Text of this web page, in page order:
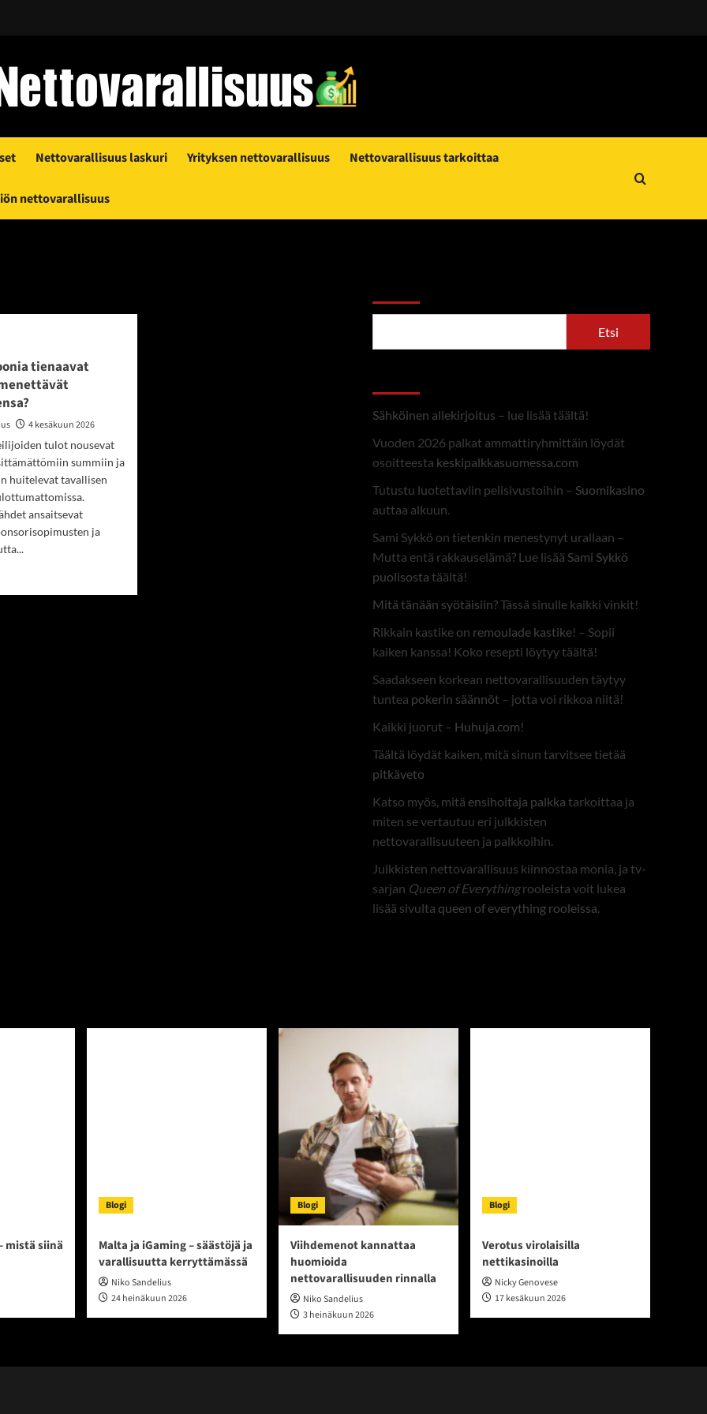
Nettovarallisuus laskuri Yrityksen nettovarallisuus Nettovarallisuus tarkoittaa
nettovarallisuus
tienaavat
4 kesäkuun 2026
tulot nousevat
summiin ja
huitelevat tavallisen
ansaitsevat
ja
Etsi
Sähköinen allekirjoitus – lue lisää täältä!
Vuoden 2026 palkat ammattiryhmittäin löydät
osoitteesta keskipalkkasuomessa.com
Tutustu luotettaviin pelisivustoihin – Suomikasino
auttaa alkuun.
Sami Sykkö on tietenkin menestynyt urallaan –
Mutta entä rakkauselämä? Lue lisää Sami Sykkö
puolisosta täältä!
Mitä tänään syötäisiin?Tässä sinulle kaikki vinkit!
Rikkain kastike on remoulade kastike! – Sopii
kaiken kanssa! Koko resepti löytyy täältä!
Saadakseen korkean nettovarallisuuden täytyy
tuntea pokerin säännöt– jotta voi rikkoa niitä!
Kaikki juorut – Huhuja.com!
Täältä löydät kaiken, mitä sinun tarvitsee tietää
pitkäveto
Katso myös, mitä ensihoitaja palkka tarkoittaa ja
miten se vertautuu eri julkkisten
nettovarallisuuteen ja palkkoihin.
Julkkisten nettovarallisuus kiinnostaa monia, ja tv-
sarjan Queen of Everythingrooleista voit lukea
lisää sivulta queen of everything rooleissa.
mistä siinä
Blogi
Malta ja iGaming – säästöjä ja
varallisuutta kerryttämässä
Niko Sandelius
24 heinäkuun 2026
Blogi
Viihdemenot kannattaa
huomioida
nettovarallisuuden rinnalla
Niko Sandelius
3 heinäkuun 2026
Blogi
Verotus virolaisilla
nettikasinoilla
Nicky Genovese
17 kesäkuun 2026